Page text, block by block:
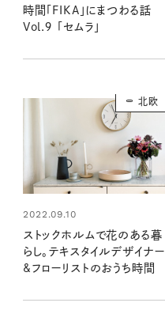
時間「FIKA」にまつわる話
Vol.９ 「セムラ」
北欧
2022.09.10
ストックホルムで花のある暮
らし。テキスタイルデザイナー
&フローリストのおうち時間